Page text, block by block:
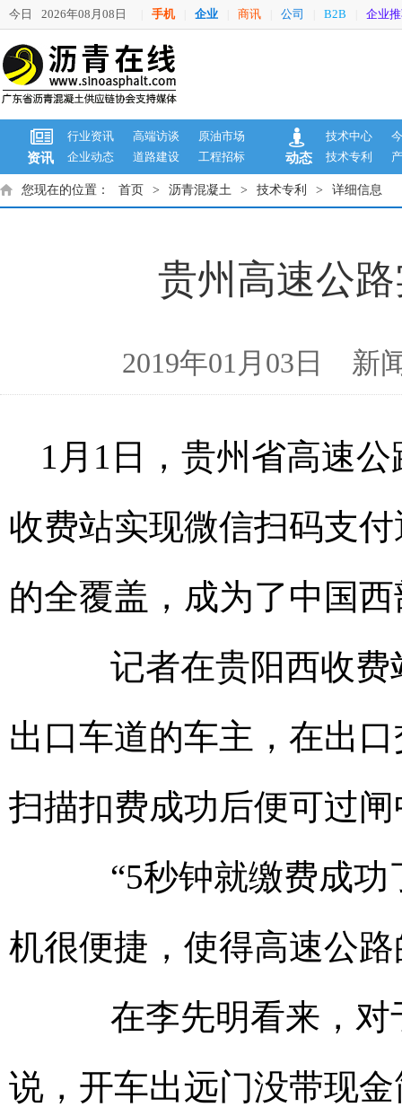
今日 2026年08月08日 手机 企业 商讯 公司 B2B 企业
资讯
行业资讯 高端访谈
原油市场
企业动态
道路建设 工程招标 动态
技术中心
技术专利
您现在的位置： 首页 > 沥青混凝土 > 技术专利 > 详细信息
贵州高速公
2019年01月03日 新
1月1日，贵州省高速
收费站实现微信扫码支
的全覆盖，成为了中国
记者在贵阳西收费
出口车道的车主，在出
扫描扣费成功后便可过闸
“5秒钟就缴费成功
机很便捷，使得高速公
在李先明看来，对
说，开车出远门没带现